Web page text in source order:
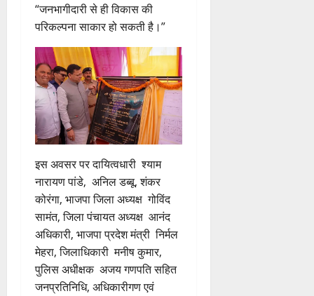
“जनभागीदारी से ही विकास की
परिकल्पना साकार हो सकती है।”
इस अवसर पर दायित्वधारी श्याम
नारायण पांडे, अनिल डब्बू, शंकर
कोरंगा, भाजपा जिला अध्यक्ष गोविंद
सामंत, जिला पंचायत अध्यक्ष आनंद
अधिकारी, भाजपा प्रदेश मंत्री निर्मल
मेहरा, जिलाधिकारी मनीष कुमार,
पुलिस अधीक्षक अजय गणपति सहित
जनप्रतिनिधि, अधिकारीगण एवं